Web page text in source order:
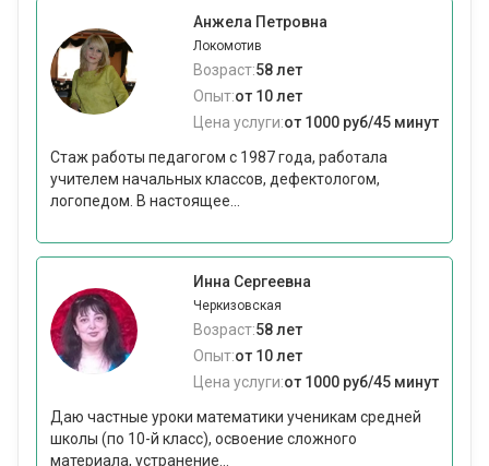
Анжела Петровна
Локомотив
Возраст:58 лет
Опыт:от 10 лет
Цена услуги:от 1000 руб/45 минут
Стаж работы педагогом с 1987 года, работала
учителем начальных классов, дефектологом,
логопедом. В настоящее...
Инна Сергеевна
Черкизовская
Возраст:58 лет
Опыт:от 10 лет
Цена услуги:от 1000 руб/45 минут
Даю частные уроки математики ученикам средней
школы (по 10-й класс), освоение сложного
материала, устранение...